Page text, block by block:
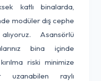
katlı binalarda,
modüler dış cephe
Asansörlü
bina içinde
riski minimize
raylı